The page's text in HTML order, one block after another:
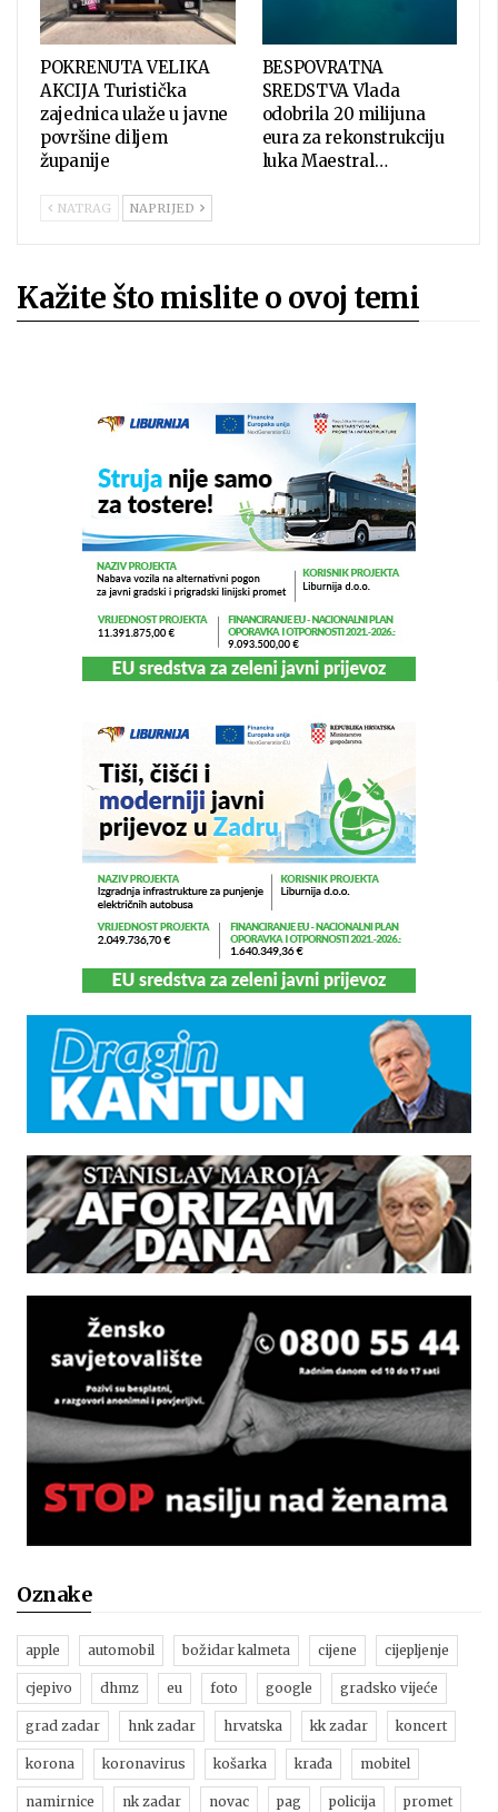
POKRENUTA VELIKA
AKCIJA Turistička
zajednica ulaže u javne
površine diljem
županije
BESPOVRATNA
SREDSTVA Vlada
odobrila 20 milijuna
eura za rekonstrukciju
luka Maestral…
NATRAG NAPRIJED
Kažite što mislite o ovoj temi
Oznake
apple automobil božidar kalmeta cijene cijepljenje
cjepivo dhmz eu foto google gradsko vijeće
grad zadar hnk zadar hrvatska kk zadar koncert
korona koronavirus košarka krađa mobitel
namirnice nk zadar novac pag policija promet